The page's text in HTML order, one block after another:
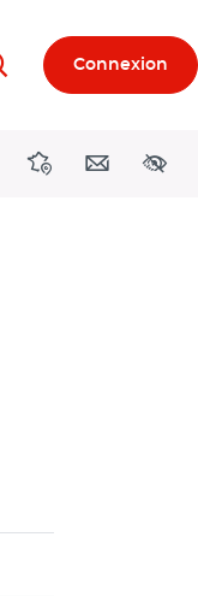
Connexion
DirectionsContact